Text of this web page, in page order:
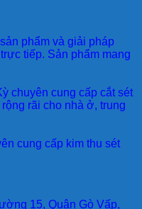
phẩm và giải pháp
tiếp. Sản phẩm mang
chuyên cung cấp cắt sét
rãi cho nhà ở, trung
cung cấp kim thu sét
15, Quận Gò Vấp,